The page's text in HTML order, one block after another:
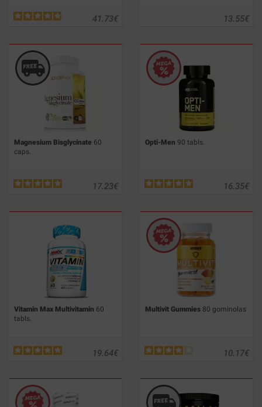
€
41.73 €
13.55
Magnesium Bisglycinate 60
caps.
€
17.23
Opti-Men 90 tabls.
€
16.35
Vitamin Max Multivitamin 60
tabls.
€
19.64
Multivit Gummies 80 gominolas
€
10.17